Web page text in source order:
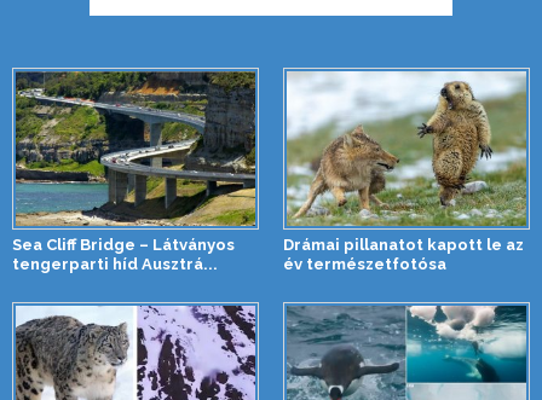
Sea Cliff Bridge – Látványos
tengerparti híd Ausztrá...
Drámai pillanatot kapott le az
év természetfotósa